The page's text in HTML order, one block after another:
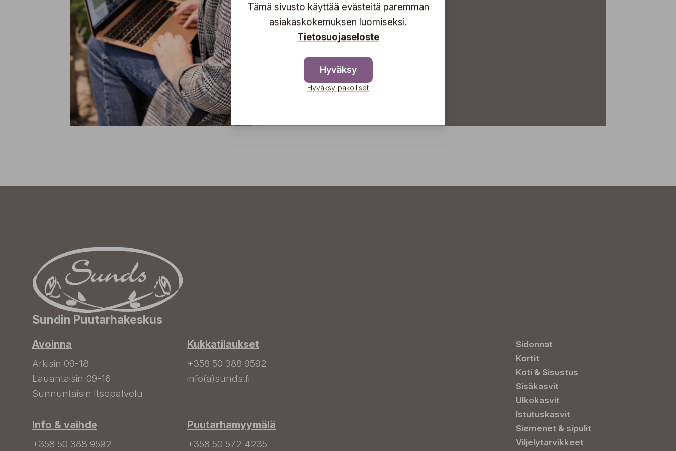
Tilaa
Sundin Puutarhakeskus
Avoinna
Arkisin 09-18
Lauantaisin 09-16
Sunnuntaisin Itsepalvelu
Info & vaihde
+358 50 388 9592
Kukkatilaukset
+358 50 388 9592
info(a)sunds.fi
Puutarhamyymälä
+358 50 572 4235
Sidonnat
Kortit
Koti & Sisustus
Sisäkasvit
Ulkokasvit
Istutuskasvit
Siemenet & sipulit
Viljelytarvikkeet
Tämä sivusto käyttää evästeitä paremman
asiakaskokemuksen luomiseksi.
Tietosuojaseloste
Hyväksy
Hyväksy pakolliset